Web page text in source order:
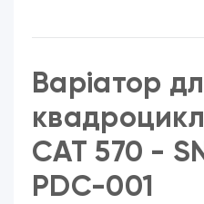
Варіатор
CAT 570 -
PDC-001